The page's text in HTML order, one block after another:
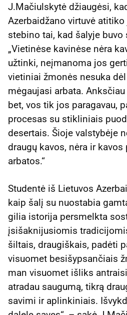
J.Mačiulskytė džiaugėsi,
Azerbaidžano virtuvė
stebino tai, kad šalyje buvo
„Vietinėse kavinėse nėra
užtinki, neįmanoma jos
vietiniai žmonės nesuka
mėgaujasi arbata.
bet, vos tik jos paragavau,
procesas su stikliniais
desertais. Šioje valstybėje
draugų kavos, nėra ir
arbatos.“
Studentė iš Lietuvos
kaip šalį su nuostabia
gilia istorija persmelkta
įsišaknijusiomis
šiltais, draugiškais, padėti
visuomet besišypsančiais
man visuomet išliks
atradau saugumą, tikrą
savimi ir aplinkiniais.